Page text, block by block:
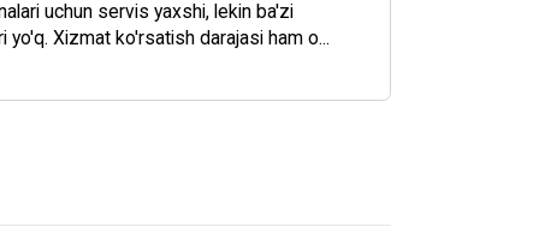
uchun servis yaxshi, lekin ba'zi
yo'q. Xizmat ko'rsatish darajasi ham o...